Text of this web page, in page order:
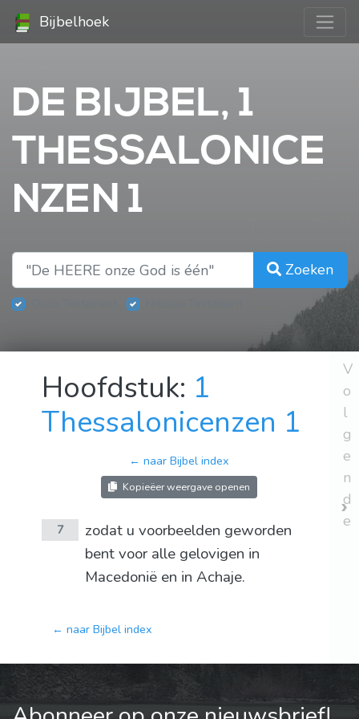
Bijbelhoek
DE BIJBEL, 1
THESSALONICE
NZEN 1
Zoeken
Hoofdstuk: 1
Thessalonicenzen 1
← naar Bijbel index
Kopieëer weergave openen
7
zodat u voorbeelden geworden
bent voor alle gelovigen in
Macedonië en in Achaje.
← naar Bijbel index
V
o
l
g
e
n
d
e